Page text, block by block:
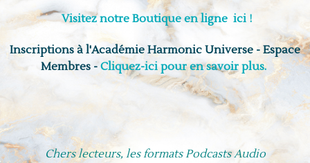
Visitez notre Boutique en ligne ici !
Inscriptions à l'Académie Harmonic Universe - Espace
Membres -Cliquez-ici pour en savoir plus.
Chers lecteurs, les formats Podcasts Audio